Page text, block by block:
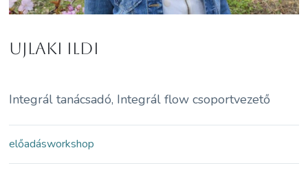
Ujlaki Ildi
Integrál tanácsadó, Integrál flow csoportvezető
előadásworkshop